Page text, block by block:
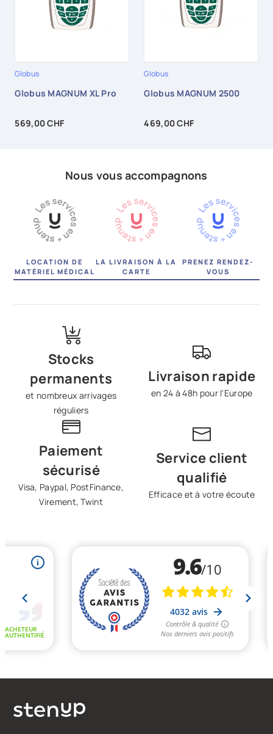
Globus
Globus MAGNUM XL Pro
Prix
569,00 CHF
Globus
Globus MAGNUM 2500
Prix
469,00 CHF
Nous vous accompagnons
LOCATION DE
MATÉRIEL MÉDICAL
LA LIVRAISON À LA
CARTE
PRENEZ RENDEZ-
VOUS
Stocks
permanents
et nombreux arrivages
réguliers
Livraison rapide
en 24 à 48h pour l'Europe
Paiement
sécurisé
Visa, Paypal, PostFinance,
Virement, Twint
Service client
qualifié
Efficace et à votre écoute